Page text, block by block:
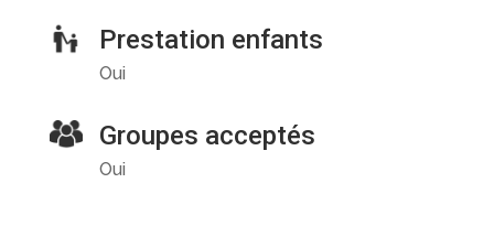
Prestation enfants
Oui
Groupes acceptés
Oui